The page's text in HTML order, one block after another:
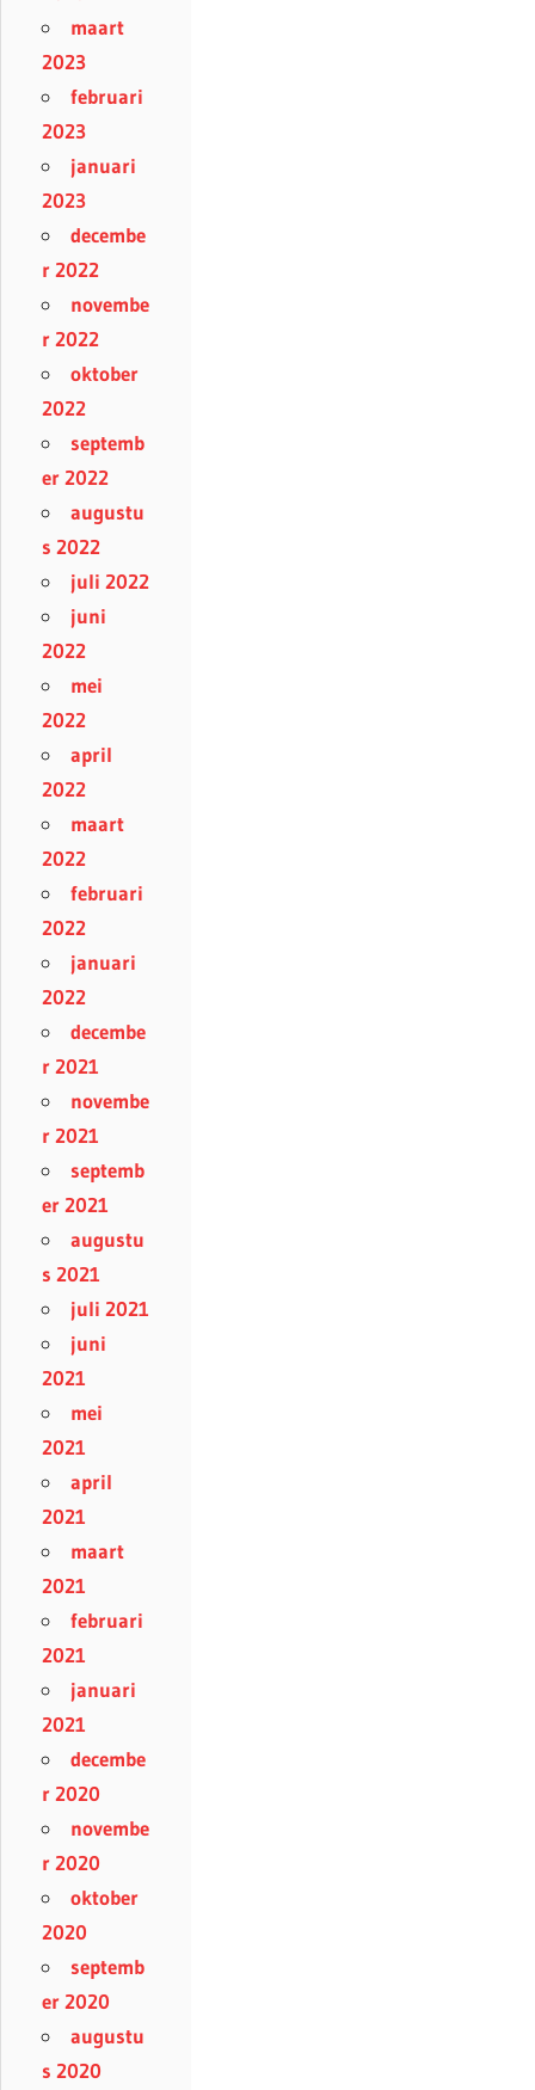
maart
2023
februari
2023
januari
2023
decembe
r 2022
novembe
r 2022
oktober
2022
septemb
er 2022
augustu
s 2022
juli 2022
juni
2022
mei
2022
april
2022
maart
2022
februari
2022
januari
2022
decembe
r 2021
novembe
r 2021
septemb
er 2021
augustu
s 2021
juli 2021
juni
2021
mei
2021
april
2021
maart
2021
februari
2021
januari
2021
decembe
r 2020
novembe
r 2020
oktober
2020
septemb
er 2020
augustu
s 2020